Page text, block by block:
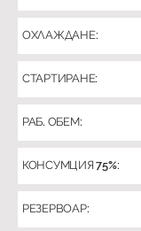
ОХЛАЖДАНЕ:
СТАРТИРАНЕ:
РАБ. ОБЕМ:
КОНСУМЦИЯ 75%:
РЕЗЕРВОАР: